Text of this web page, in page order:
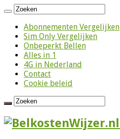
Abonnementen Vergelijken
Sim Only Vergelijken
Onbeperkt Bellen
Alles in 1
4G in Nederland
Contact
Cookie beleid